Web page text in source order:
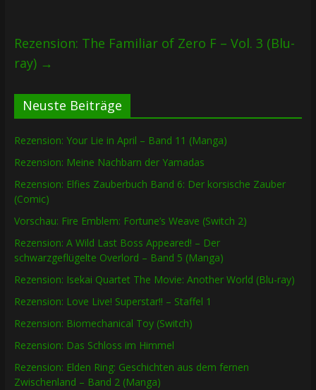
Rezension: The Familiar of Zero F – Vol. 3 (Blu-
ray) →
Neuste Beiträge
Rezension: Your Lie in April – Band 11 (Manga)
Rezension: Meine Nachbarn der Yamadas
Rezension: Elfies Zauberbuch Band 6: Der korsische Zauber
(Comic)
Vorschau: Fire Emblem: Fortune’s Weave (Switch 2)
Rezension: A Wild Last Boss Appeared! – Der
schwarzgeflügelte Overlord – Band 5 (Manga)
Rezension: Isekai Quartet The Movie: Another World (Blu-ray)
Rezension: Love Live! Superstar!! – Staffel 1
Rezension: Biomechanical Toy (Switch)
Rezension: Das Schloss im Himmel
Rezension: Elden Ring: Geschichten aus dem fernen
Zwischenland – Band 2 (Manga)